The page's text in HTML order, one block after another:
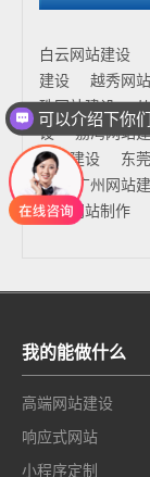
白云网站建设
建设
越秀网
珠网站建设
设
荔湾网站
网站建设
东
作
广州网站
花都网站制作
我的能做什么
高端网站建设
响应式网站
小程序定制